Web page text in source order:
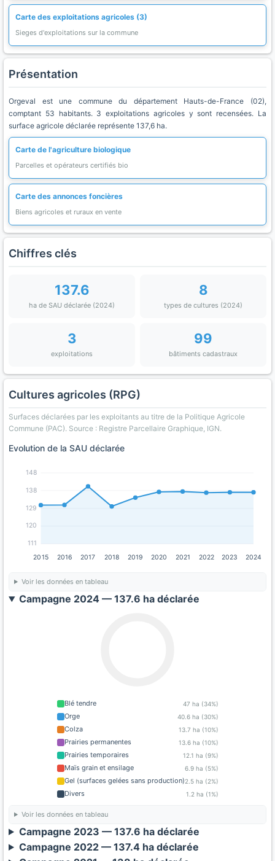
Carte des exploitations agricoles (3)
Sieges d'exploitations sur la commune
Présentation
Orgeval est une commune du département Hauts-de-France (02),
comptant 53 habitants. 3 exploitations agricoles y sont recensées. La
surface agricole déclarée représente 137,6 ha.
Carte de l'agriculture biologique
Parcelles et opérateurs certifiés bio
Carte des annonces foncières
Biens agricoles et ruraux en vente
Chiffres clés
137.6
ha de SAU déclarée (2024)
8
types de cultures (2024)
3
exploitations
99
bâtiments cadastraux
Cultures agricoles (RPG)
Surfaces déclarées par les exploitants au titre de la Politique Agricole
Commune (PAC). Source : Registre Parcellaire Graphique, IGN.
Evolution de la SAU déclarée
111
120
129
138
148
2015 2016 2017 2018 2019 2020 2021 2022 2023 2024
Voir les données en tableau
Campagne 2024 — 137.6 ha déclarée
Blé tendre 47 ha (34%)
Orge 40.6 ha (30%)
Colza 13.7 ha (10%)
Prairies permanentes 13.6 ha (10%)
Prairies temporaires 12.1 ha (9%)
Maïs grain et ensilage 6.9 ha (5%)
Gel (surfaces gelées sans production)2.5 ha (2%)
Divers 1.2 ha (1%)
Voir les données en tableau
Campagne 2023 — 137.6 ha déclarée
Campagne 2022 — 137.4 ha déclarée